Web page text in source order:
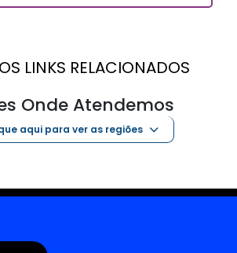
LINKS RELACIONADOS
Onde Atendemos
aqui para ver as regiões